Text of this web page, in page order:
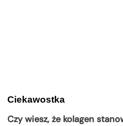
Ciekawostka
Czy wiesz, że kolagen